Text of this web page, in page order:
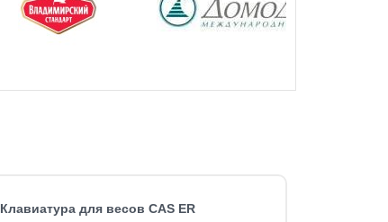
Клавиатура для весов CAS ER